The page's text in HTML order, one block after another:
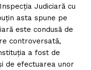
Judiciară cu
asta spune pe
este condusă de
controversată,
a fost de
de efectuarea unor